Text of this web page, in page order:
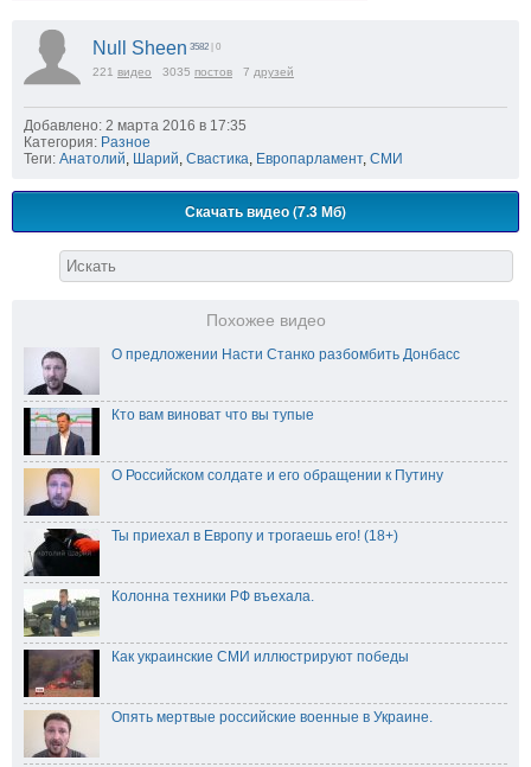
Null Sheen 3582 | 0
221 видео 3035 постов 7 друзей
Добавлено: 2 марта 2016 в 17:35
Категория: Разное
Теги: Анатолий, Шарий, Свастика, Европарламент, СМИ
Скачать видео (7.3 Мб)
Похожее видео
О предложении Насти Станко разбомбить Донбасс
Кто вам виноват что вы тупые
О Российском солдате и его обращении к Путину
Ты приехал в Европу и трогаешь его! (18+)
Колонна техники РФ въехала.
Как украинские СМИ иллюстрируют победы
Опять мертвые российские военные в Украине.